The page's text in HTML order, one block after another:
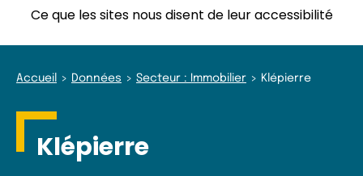
Ce que les sites nous disent de leur accessibilité
Accueil Données Secteur : Immobilier Klépierre
Klépierre